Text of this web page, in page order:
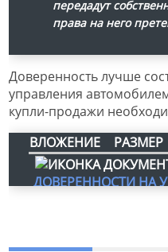
передадут
права на него
Доверенность лучше
управления
купли-продажи
ВЛОЖЕНИЕ
РАЗМЕР
ДОВЕРЕННОСТИ НА